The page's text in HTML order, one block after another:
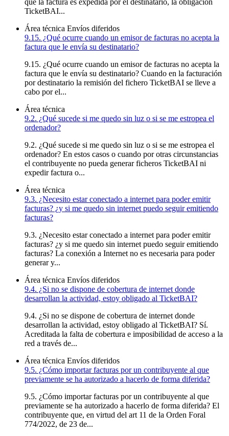
TicketBAI...
Área técnica Envíos diferidos
9.15. ¿Qué ocurre cuando un emisor de facturas no acepta la
factura que le envía su destinatario?
9.15. ¿Qué ocurre cuando un emisor de facturas no acepta la
factura que le envía su destinatario? Cuando en la facturación
por destinatario la remisión del fichero TicketBAI se lleve a
cabo por el...
Área técnica
9.2. ¿Qué sucede si me quedo sin luz o si se me estropea el
ordenador?
9.2. ¿Qué sucede si me quedo sin luz o si se me estropea el
ordenador? En estos casos o cuando por otras circunstancias
el contribuyente no pueda generar ficheros TicketBAI ni
expedir factura o...
Área técnica
9.3. ¿Necesito estar conectado a internet para poder emitir
facturas? ¿y si me quedo sin internet puedo seguir emitiendo
facturas?
9.3. ¿Necesito estar conectado a internet para poder emitir
facturas? ¿y si me quedo sin internet puedo seguir emitiendo
facturas? La conexión a Internet no es necesaria para poder
generar y...
Área técnica Envíos diferidos
9.4. ¿Si no se dispone de cobertura de internet donde
desarrollan la actividad, estoy obligado al TicketBAI?
9.4. ¿Si no se dispone de cobertura de internet donde
desarrollan la actividad, estoy obligado al TicketBAI? Sí.
Acreditada la falta de cobertura e imposibilidad de acceso a la
red a través de...
Área técnica Envíos diferidos
9.5. ¿Cómo importar facturas por un contribuyente al que
previamente se ha autorizado a hacerlo de forma diferida?
9.5. ¿Cómo importar facturas por un contribuyente al que
previamente se ha autorizado a hacerlo de forma diferida? El
contribuyente que, en virtud del art 11 de la Orden Foral
774/2022, de 23 de...